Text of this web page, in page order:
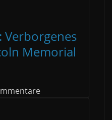
Verborgenes
Memorial